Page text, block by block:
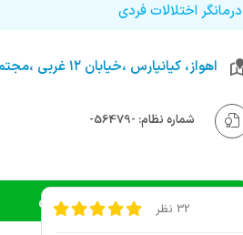
درمانگر اختلالات فردی
شماره نظام: -56479-
دریافت نوبت اینترنتی 32 نظر